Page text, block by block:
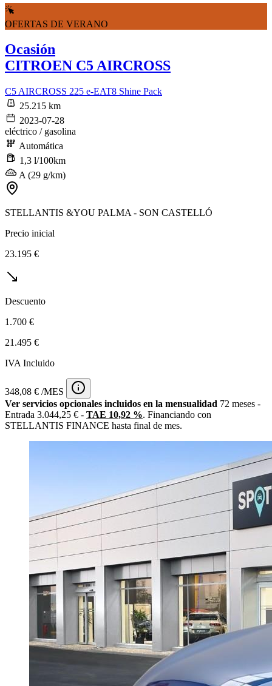
OFERTAS DE VERANO
Ocasión
CITROEN C5 AIRCROSS
C5 AIRCROSS 225 e-EAT8 Shine Pack
25.215 km
2023-07-28
eléctrico / gasolina
Automática
1,3 l/100km
A (29 g/km)
STELLANTIS &YOU PALMA - SON CASTELLÓ
Precio inicial
23.195 €
Descuento
1.700 €
21.495 €
IVA Incluido
348,08 € /MES
Ver servicios opcionales incluidos en la mensualidad 72 meses -
Entrada 3.044,25 € - TAE 10,92 %. Financiando con
STELLANTIS FINANCE hasta final de mes.